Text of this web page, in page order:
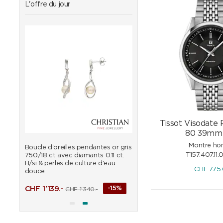
Tissot Visodate
80
Montre
CHF
L'offre du jour
Boucle d'oreilles pendantes or gris
750/18 ct avec diamants 0.11 ct.
H/si & perles de culture d'eau
douce
CHF 1'139.- CHF1'340.- -15%
Pendentif or gris 750/18
perles de culture d'eau
CHF369.-